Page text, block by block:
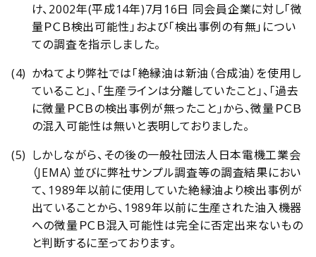
け、2002年(平成14年)7月16日 同会員企業に対し「微
量ＰＣＢ検出可能性」および「検出事例の有無」につい
ての調査を指示しました。
かねてより弊社では「絶縁油は新油（合成油）を使用し
ていること」、「生産ラインは分離していたこと」、「過去
に微量ＰＣＢの検出事例が無ったこと」から、微量ＰＣＢ
の混入可能性は無いと表明しておりました。
しかしながら、その後の一般社団法人日本電機工業会
（JEMA）並びに弊社サンプル調査等の調査結果におい
て、1989年以前に使用していた絶縁油より検出事例が
出ていることから、1989年以前に生産された油入機器
への微量ＰＣＢ混入可能性は完全に否定出来ないもの
と判断するに至っております。